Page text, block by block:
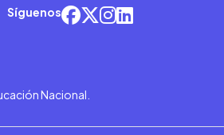
Síguenos
Nacional.